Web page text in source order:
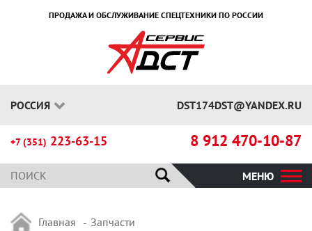
ПРОДАЖА И ОБСЛУЖИВАНИЕ СПЕЦТЕХНИКИ ПО РОССИИ
РОССИЯ DST174DST@YANDEX.RU
+7 (351) 223-63-15 8 912 470-10-87
МЕНЮ
Главная
Запчасти